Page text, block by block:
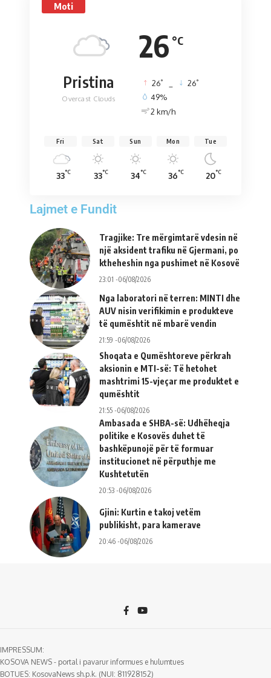
Moti
26 °C
Pristina
Overcast Clouds
26° 26°
49%
2 km/h
Fri
33°C
Sat
33°C
Sun
34°C
Mon
36°C
Tue
20°C
Lajmet e Fundit
Tragjike: Tre mërgimtarë vdesin në
një aksident trafiku në Gjermani, po
ktheheshin nga pushimet në Kosovë
23:01 -06/08/2026
Nga laboratori në terren: MINTI dhe
AUV nisin verifikimin e produkteve
të qumështit në mbarë vendin
21:59 -06/08/2026
Shoqata e Qumështoreve përkrah
aksionin e MTI-së: Të hetohet
mashtrimi 15-vjeçar me produktet e
qumështit
21:55 -06/08/2026
Ambasada e SHBA-së: Udhëheqja
politike e Kosovës duhet të
bashkëpunojë për të formuar
institucionet në përputhje me
Kushtetutën
20:53 -06/08/2026
Gjini: Kurtin e takoj vetëm
publikisht, para kamerave
20:46 -06/08/2026
IMPRESSUM:
KOSOVA NEWS - portal i pavarur informues e hulumtues
BOTUES: KosovaNews sh.p.k. (NUI: 811928152)